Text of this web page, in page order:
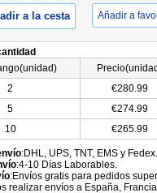
a la cesta Añadir a
2
€280.99
5
€274.99
10
€265.99
:DHL, UPS, TNT, EMS y Fedex.
:4-10 Días Laborables.
:Envíos gratis para pedidos
realizar envíos a España,